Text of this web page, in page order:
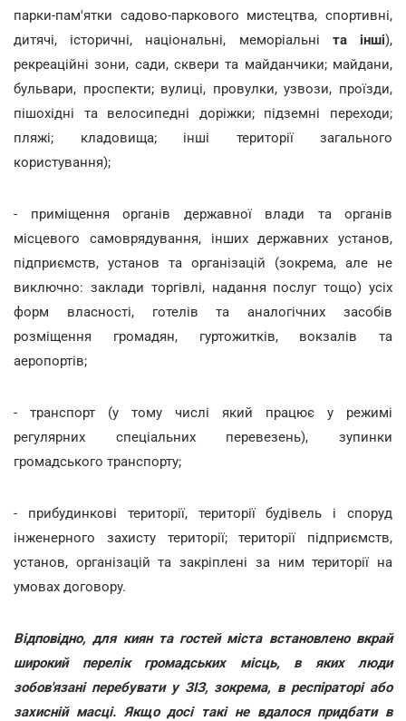
парки-пам'ятки садово-паркового мистецтва, спортивні,
дитячі, історичні, національні, меморіальні та інші),
рекреаційні зони, сади, сквери та майданчики; майдани,
бульвари, проспекти; вулиці, провулки, узвози, проїзди,
пішохідні та велосипедні доріжки; підземні переходи;
пляжі; кладовища; інші території загального
користування);
- приміщення органів державної влади та органів
місцевого самоврядування, інших державних установ,
підприємств, установ та організацій (зокрема, але не
виключно: заклади торгівлі, надання послуг тощо) усіх
форм власності, готелів та аналогічних засобів
розміщення громадян, гуртожитків, вокзалів та
аеропортів;
- транспорт (у тому числі який працює у режимі
регулярних спеціальних перевезень), зупинки
громадського транспорту;
- прибудинкові території, території будівель і споруд
інженерного захисту території; території підприємств,
установ, організацій та закріплені за ним території на
умовах договору.
Відповідно, для киян та гостей міста встановлено вкрай
широкий перелік громадських місць, в яких люди
зобов'язані перебувати у ЗІЗ, зокрема, в респіраторі або
захисній масці. Якщо досі такі не вдалося придбати в